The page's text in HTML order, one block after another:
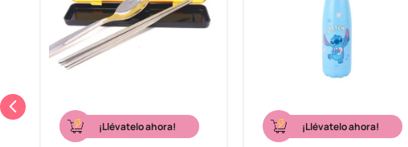
¡Llévatelo ahora! ¡Llévatelo ahora!